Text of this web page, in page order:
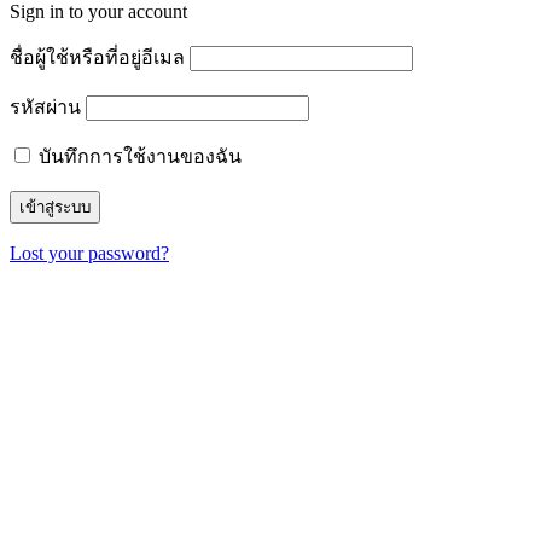
Sign in to your account
ชื่อผู้ใช้หรือที่อยู่อีเมล
รหัสผ่าน
บันทึกการใช้งานของฉัน
Lost your password?